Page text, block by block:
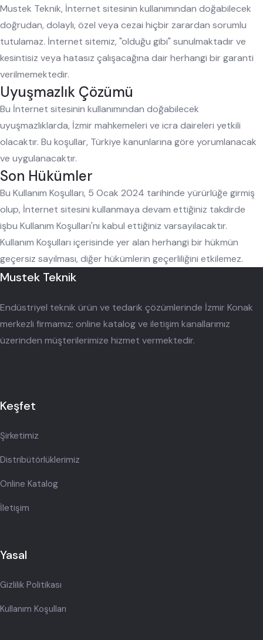
Mustek Teknik, İnternet sitesinin kullanımından doğabilecek
doğrudan, dolaylı, özel veya cezai hiçbir zarardan sorumlu
tutulamaz. İnternet sitemiz, "olduğu gibi" sunulmaktadır ve
kesintisiz veya hatasız çalışacağına dair herhangi bir garanti
verilmemektedir.
Uyuşmazlık Çözümü
Bu İnternet sitesinin kullanımından doğabilecek
uyuşmazlıklarda, İzmir mahkemeleri ve icra daireleri yetkili
olacaktır. Bu koşullar, Türkiye kanunlarına göre yorumlanacak
ve uygulanacaktır.
Son Hükümler
Bu Kullanım Koşulları, 5 Ocak 2024 tarihinde yürürlüğe girmiş
olup, İnternet sitesini kullanmaya devam ettiğiniz takdirde
işbu Kullanım Koşulları'nı kabul ettiğiniz varsayılacaktır.
Kullanım Koşulları içerisinde yer alan herhangi bir hükmün
geçersiz sayılması, diğer hükümlerin geçerliliğini etkilemez.
Mustek Teknik
Endüstriyel teknik ürün ve tedarik çözümlerinde İzmir Konak
merkezli firmamız; online katalog ve iletişim kanallarımız
üzerinden müşterilerimize hizmet vermektedir.
Keşfet
Şirketimiz
Distribütörlüklerimiz
Online Katalog
İletişim
Yasal
Gizlilik Politikası
Kullanım Koşulları